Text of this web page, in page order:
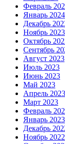
Февраль
Январь 2024
Декабрь
Ноябрь 2023
Октябрь
Сентябрь
Август 2023
Июль 2023
Июнь 2023
Май 2023
Апрель 2023
Март 2023
Февраль
Январь 2023
Декабрь
Ноябрь 2022